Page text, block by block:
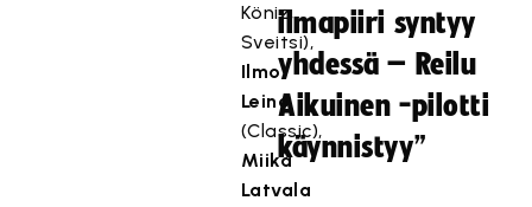
Köniz,
Sveitsi),
Ilmo
Leino
(Classic),
Miika
Latvala
ilmapiiri syntyy
yhdessä – Reilu
Aikuinen -pilotti
käynnistyy”